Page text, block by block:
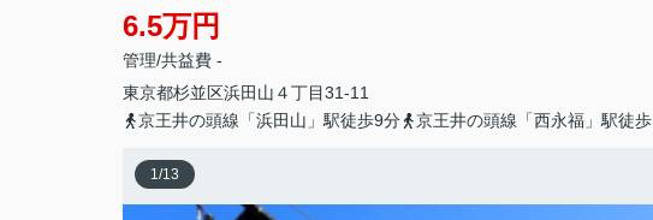
6.5万円
管理/共益費 -
東京都杉並区浜田山 ４丁目31-11
京王井の頭線「浜田山」駅徒歩9分
京王井の頭線「西永福」駅徒
1/13